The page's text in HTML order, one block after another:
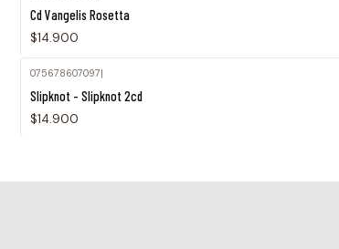
Cd Vangelis Rosetta
$14.900
075678607097
Slipknot - Slipknot 2cd
$14.900